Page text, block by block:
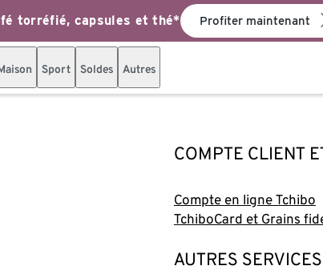
torréfié, capsules et thé* Profiter maintenant
Sport Soldes Autres
COMPTE CLIENT
Compte en ligne Tchibo
TchiboCard et Grains
AUTRES SERVICES